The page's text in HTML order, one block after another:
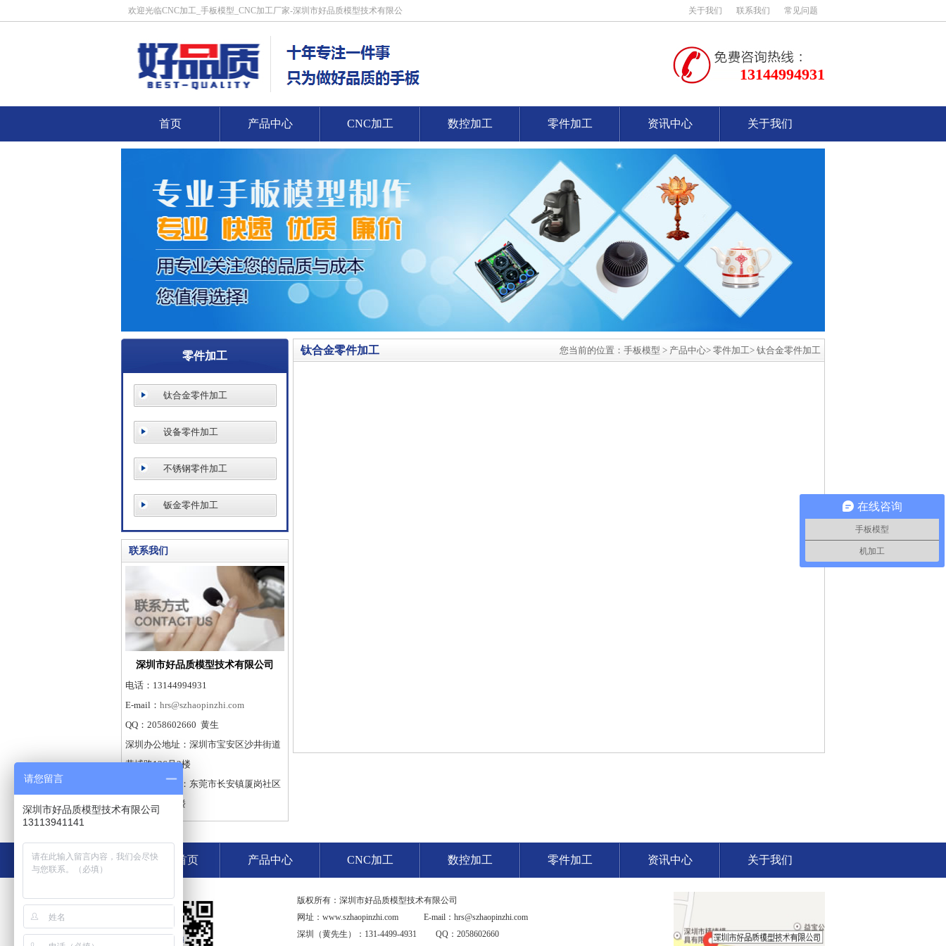
欢迎光临CNC加工_手板模型_CNC加工厂家-深圳市好品质模型技术有限公 关于我们 联系我们 常见问题
13144994931
首页 产品中心 CNC加工 数控加工 零件加工 资讯中心 关于我们
零件加工
钛合金零件加工
设备零件加工
不锈钢零件加工
钣金零件加工
联系我们
深圳市好品质模型技术有限公司
电话：13144994931
E-mail： hrs@szhaopinzhi.com
QQ：2058602660 黄生
深圳办公地址：深圳市宝安区沙井街道
黄埔路126号2楼
东莞工厂地址：东莞市长安镇厦岗社区
复兴路36号2楼
钛合金零件加工 您当前的位置： 手板模型 > 产品中心> 零件加工> 钛合金零件加工
好品质首页 产品中心 CNC加工 数控加工 零件加工 资讯中心 关于我们
版权所有：深圳市好品质模型技术有限公司
网址： www.szhaopinzhi.com E-mail： hrs@szhaopinzhi.com
深圳（黄先生）：131-4499-4931 QQ：2058602660
在线咨询
手板模型
机加工
请您留言
深圳市好品质模型技术有限公司
13113941141